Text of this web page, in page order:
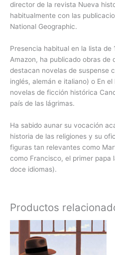
director de la revista Nueva
habitualmente con las
National Geographic.
Presencia habitual en la lista de
Amazon, ha publicado obras de
destacan novelas de suspense
inglés, alemán e italiano) o En
novelas de ficción histórica
país de las lágrimas.
Ha sabido aunar su vocación
historia de las religiones y su
figuras tan relevantes como
como Francisco, el primer papa
doce idiomas).
Productos